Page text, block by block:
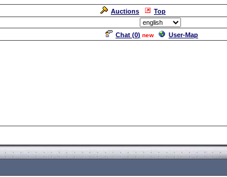
Auctions Top
Chat (0) new User-Map